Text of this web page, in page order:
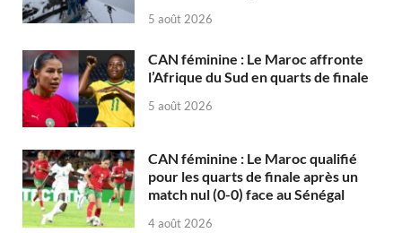
5 août 2026
CAN féminine : Le Maroc affronte
l’Afrique du Sud en quarts de finale
5 août 2026
CAN féminine : Le Maroc qualifié
pour les quarts de finale après un
match nul (0-0) face au Sénégal
4 août 2026